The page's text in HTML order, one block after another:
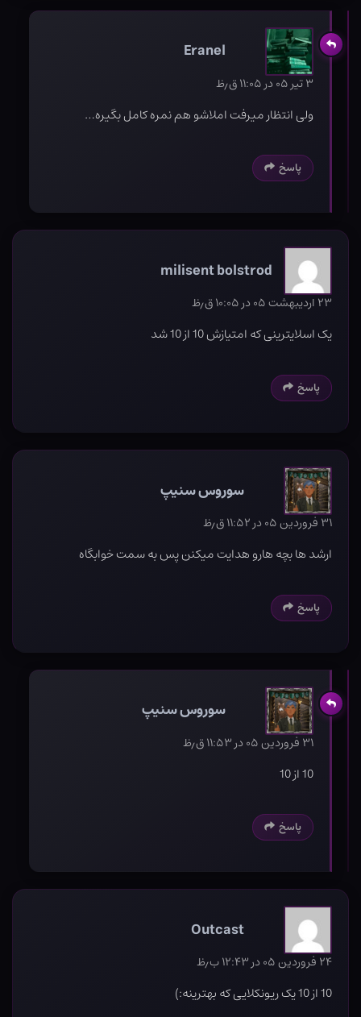
Eranel
۳ تیر ۰۵ در ۱۱:۰۵ ق٫ظ
ولی انتظار میرفت املاشو هم نمره کامل بگیره…
پاسخ
milisent bolstrod
۲۳ اردیبهشت ۰۵ در ۱۰:۰۵ ق٫ظ
یک اسلایترینی که امتیازش 10 از 10 شد
پاسخ
سوروس سنیپ
۳۱ فروردین ۰۵ در ۱۱:۵۲ ق٫ظ
ارشد ها بچه هارو هدایت میکنن پس به سمت خوابگاه
پاسخ
سوروس سنیپ
۳۱ فروردین ۰۵ در ۱۱:۵۳ ق٫ظ
10 از 10
پاسخ
Outcast
۲۴ فروردین ۰۵ در ۱۲:۴۳ ب٫ظ
10 از 10 یک ریونکلایی که بهترینه:)